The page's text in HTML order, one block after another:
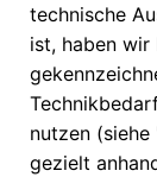
technische
ist, haben
nutzen
gezielt